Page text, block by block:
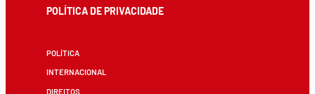
POLÍTICA DE PRIVACIDADE
POLÍTICA
INTERNACIONAL
DIREITOS